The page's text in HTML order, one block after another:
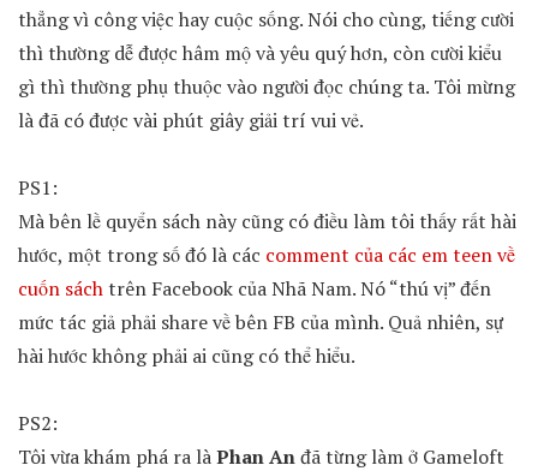
thẳng vì công việc hay cuộc sống. Nói cho cùng, tiếng cười
thì thường dễ được hâm mộ và yêu quý hơn, còn cười kiểu
gì thì thường phụ thuộc vào người đọc chúng ta. Tôi mừng
là đã có được vài phút giây giải trí vui vẻ.
PS1:
Mà bên lề quyển sách này cũng có điều làm tôi thấy rất hài
hước, một trong số đó là các comment của các em teen về
cuốn sáchtrên Facebook của Nhã Nam. Nó “thú vị” đến
mức tác giả phải share về bên FB của mình. Quả nhiên, sự
hài hước không phải ai cũng có thể hiểu.
PS2:
Tôi vừa khám phá ra làPhan Anđã từng làm ở Gameloft